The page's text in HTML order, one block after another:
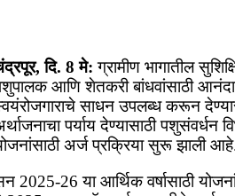
दि. 8 मे:ग्रामीण भागातील
आणि शेतकरी बांधवांसाठी
साधन उपलब्ध करून
पर्याय देण्यासाठी पशुसंवर्धन
अर्ज प्रक्रिया सुरू झाली
2025-26 या आर्थिक वर्षासाठी